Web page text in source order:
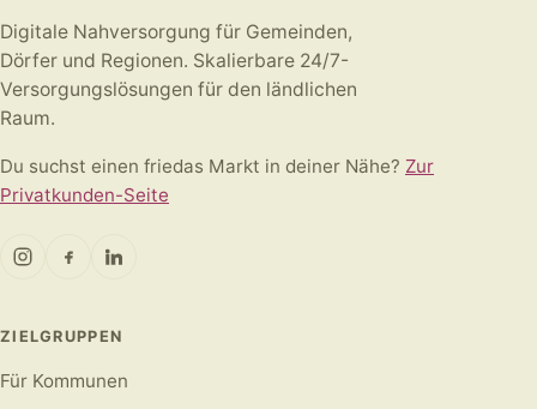
Digitale Nahversorgung für Gemeinden,
Dörfer und Regionen. Skalierbare 24/7-
Versorgungslösungen für den ländlichen
Raum.
Du suchst einen friedas Markt in deiner Nähe? Zur
Privatkunden-Seite
ZIELGRUPPEN
Für Kommunen